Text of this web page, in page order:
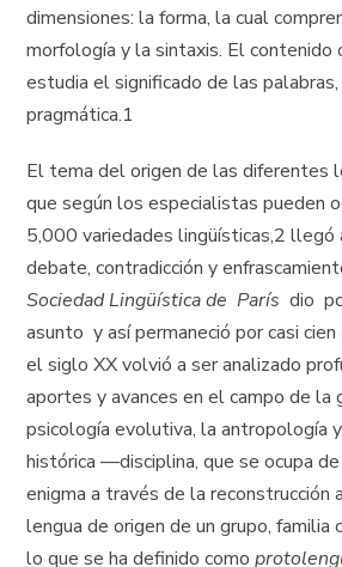
dimensiones: la forma, la cual
morfología y la sintaxis. El contenido
estudia el significado de las
pragmática.1
El tema del origen de las diferentes
que según los especialistas pueden
5,000 variedades lingüísticas,2 llegó
debate, contradicción y
Sociedad Lingüística de Parísdio
asunto y así permaneció por casi
el siglo XX volvió a ser analizado
aportes y avances en el campo de la
psicología evolutiva, la antropología
histórica —disciplina, que se ocupa
enigma a través de la reconstrucción
lengua de origen de un grupo, familia
lo que se ha definido como